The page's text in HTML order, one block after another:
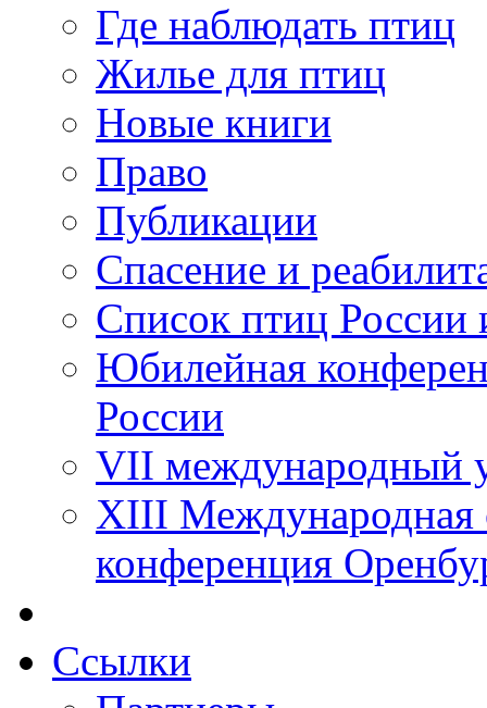
Где наблюдать птиц
Жилье для птиц
Новые книги
Право
Публикации
Спасение и
Список птиц России
Юбилейная
России
VII международный
XIII Международная
конференция
Ссылки